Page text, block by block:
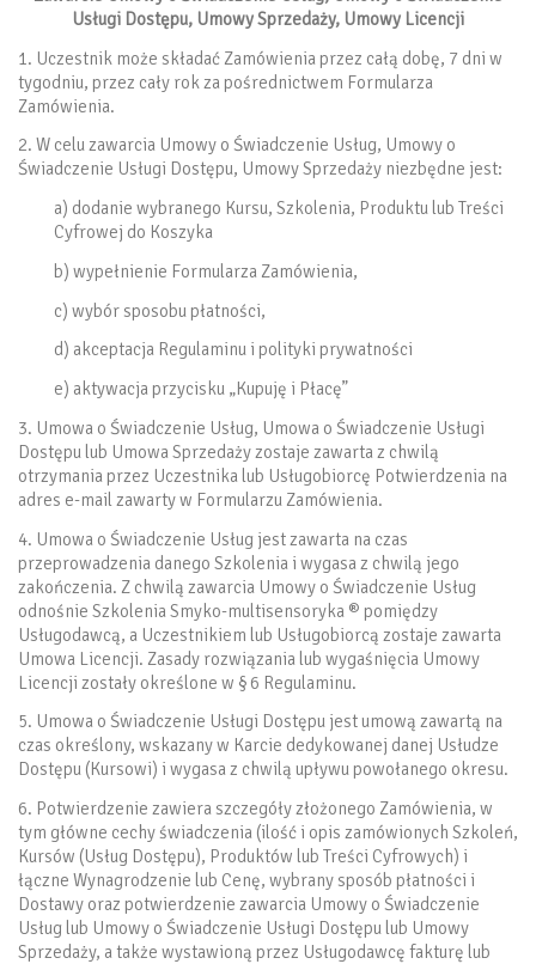
Usługi Dostępu, Umowy Sprzedaży, Umowy Licencji
1. Uczestnik może składać Zamówienia przez całą dobę, 7 dni w
tygodniu, przez cały rok za pośrednictwem Formularza
Zamówienia.
2. W celu zawarcia Umowy o Świadczenie Usług, Umowy o
Świadczenie Usługi Dostępu, Umowy Sprzedaży niezbędne jest:
a) dodanie wybranego Kursu, Szkolenia, Produktu lub Treści
Cyfrowej do Koszyka
b) wypełnienie Formularza Zamówienia,
c) wybór sposobu płatności,
d) akceptacja Regulaminu i polityki prywatności
e) aktywacja przycisku „Kupuję i Płacę”
3. Umowa o Świadczenie Usług, Umowa o Świadczenie Usługi
Dostępu lub Umowa Sprzedaży zostaje zawarta z chwilą
otrzymania przez Uczestnika lub Usługobiorcę Potwierdzenia na
adres e-mail zawarty w Formularzu Zamówienia.
4. Umowa o Świadczenie Usług jest zawarta na czas
przeprowadzenia danego Szkolenia i wygasa z chwilą jego
zakończenia. Z chwilą zawarcia Umowy o Świadczenie Usług
odnośnie Szkolenia Smyko-multisensoryka ® pomiędzy
Usługodawcą, a Uczestnikiem lub Usługobiorcą zostaje zawarta
Umowa Licencji. Zasady rozwiązania lub wygaśnięcia Umowy
Licencji zostały określone w § 6 Regulaminu.
5. Umowa o Świadczenie Usługi Dostępu jest umową zawartą na
czas określony, wskazany w Karcie dedykowanej danej Usłudze
Dostępu (Kursowi) i wygasa z chwilą upływu powołanego okresu.
6. Potwierdzenie zawiera szczegóły złożonego Zamówienia, w
tym główne cechy świadczenia (ilość i opis zamówionych Szkoleń,
Kursów (Usług Dostępu), Produktów lub Treści Cyfrowych) i
łączne Wynagrodzenie lub Cenę, wybrany sposób płatności i
Dostawy oraz potwierdzenie zawarcia Umowy o Świadczenie
Usług lub Umowy o Świadczenie Usługi Dostępu lub Umowy
Sprzedaży, a także wystawioną przez Usługodawcę fakturę lub